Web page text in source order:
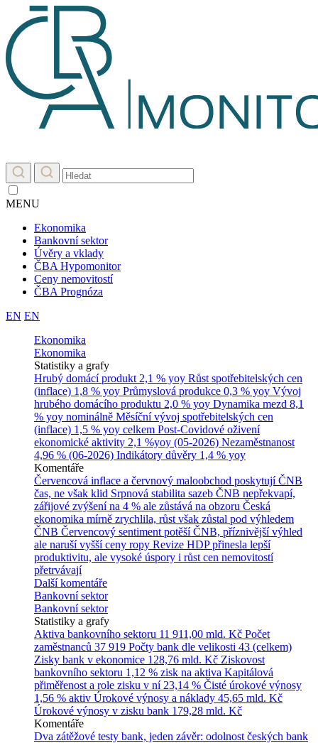
MENU
Ekonomika
Bankovní sektor
Úvěry a vklady
ČBA Hypomonitor
Ceny nemovitostí
ČBA Prognóza
EN EN
Ekonomika
Ekonomika
Statistiky a grafy
Hrubý domácí produkt 2,1 % yoy Růst spotřebitelských cen
(inflace) 1,8 % yoy Průmyslová produkce 0,3 % yoy Vývoj
hrubého domácího produktu 2,0 % yoy Dynamika mezd 8,1
% yoy nominálně Měsíční vývoj spotřebitelských cen
(inflace) 1,5 % yoy celkem Post-Covidové oživení
ekonomické aktivity 2,1 %yoy (05-2026) Nezaměstnanost
4,96 % (06-2026) Indikátory důvěry 1,4 % yoy
Komentáře
Červencová inflace a červnový maloobchod poskytují ČNB
čas, ne však klid Srpnová stabilita sazeb ČNB nepřekvapí,
zářijové zvýšení na 4 % ale zůstává na obzoru Česká
ekonomika mírně zrychlila, růst však zůstal pod výhledem
ČNB Červencový sentiment potěší ČNB, příznivější výhled
ale naruší vyšší ceny ropy Revize HDP přinesla lepší
produktivitu, ale vysoké úspory i růst cen nemovitostí
přetrvávají
Další komentáře
Bankovní sektor
Bankovní sektor
Statistiky a grafy
Aktiva bankovního sektoru 11 911,00 mld. Kč Počet
zaměstnanců 37 919 Počty bank dle velikosti 43 (celkem)
Zisky bank v ekonomice 128,76 mld. Kč Ziskovost
bankovního sektoru 1,12 % zisk na aktiva Kapitálová
přiměřenost a role zisku v ní 23,14 % Čisté úrokové výnosy
1,56 % aktiv Úrokové výnosy a náklady 45,65 mld. Kč
Úrokové výnosy v zisku bank 179,28 mld. Kč
Komentáře
Dva zátěžové testy bank, jeden závěr: odolnost českých bank